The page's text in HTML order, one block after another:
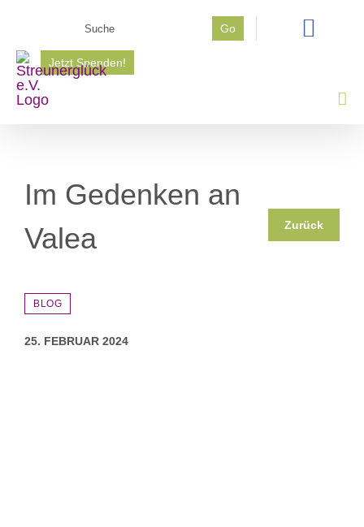
springen
Go
Jetzt Spenden!
Im Gedenken an
Valea
Zurück
BLOG
25. FEBRUAR 2024